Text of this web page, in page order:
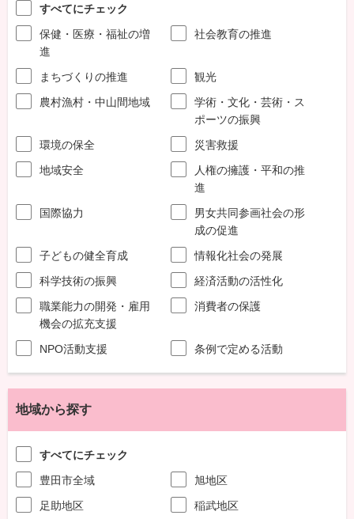
すべてにチェック
保健・医療・福祉の増
進
社会教育の推進
まちづくりの推進
観光
農村漁村・中山間地域
学術・文化・芸術・ス
ポーツの振興
環境の保全
災害救援
地域安全
人権の擁護・平和の推
進
国際協力
男女共同参画社会の形
成の促進
子どもの健全育成
情報化社会の発展
科学技術の振興
経済活動の活性化
職業能力の開発・雇用
機会の拡充支援
消費者の保護
NPO活動支援 条例で定める活動
地域から探す
すべてにチェック
豊田市全域
旭地区
足助地区
稲武地区